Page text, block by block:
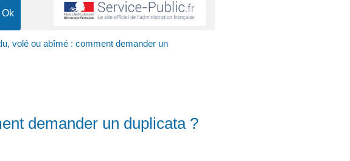
volé ou abîmé : comment demander un
demander un duplicata ?